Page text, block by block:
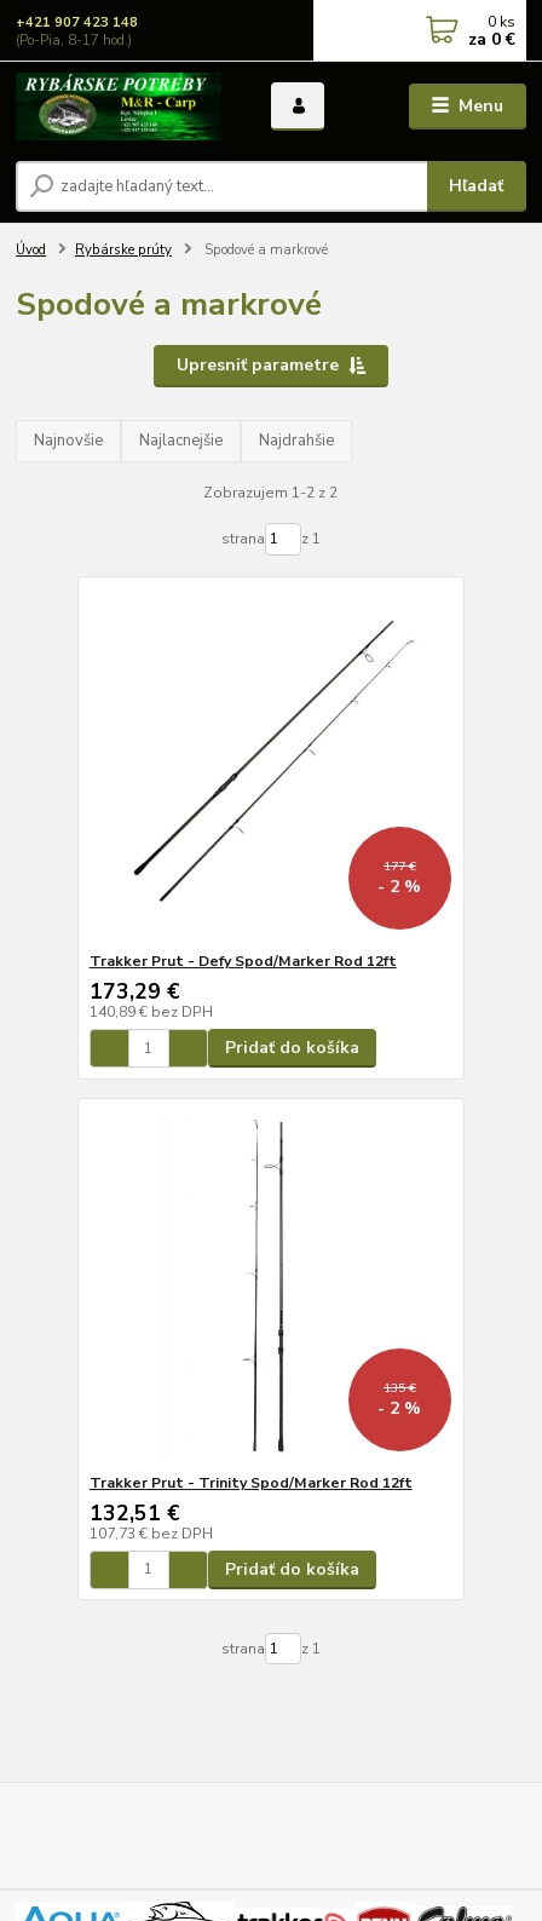
Menu
Hľadať
+421 907 423 148
(Po-Pia, 8-17 hod.)
0 ks
za 0 €
Úvod Rybárske prúty Spodové a markrové
Spodové a markrové
Upresniť parametre
Najnovšie Najlacnejšie Najdrahšie
Zobrazujem 1-2 z 2
strana z 1
177 €
- 2 %
Trakker Prut - Defy Spod/Marker Rod 12ft
173,29 €
140,89 € bez DPH
Pridať do košíka
135 €
- 2 %
Trakker Prut - Trinity Spod/Marker Rod 12ft
132,51 €
107,73 € bez DPH
Pridať do košíka
strana z 1